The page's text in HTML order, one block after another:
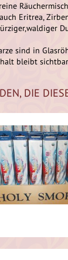
Eritrea,
sind in
bleibt
DIE